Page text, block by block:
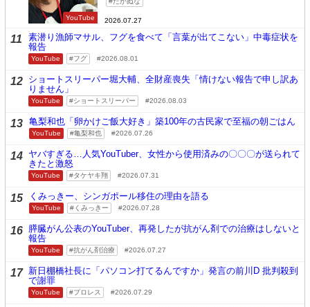
YouTube 2026.07.27
11
素潜り漁師マサル、フグを食べて「言葉が出てこない」中毒症状を
報告
YouTube フグ 2026.08.01
12 ショートスリーパー堀大輔、全財産喪失「情けない報告で申し訳あ
りません」
YouTube ショートスリーパー 2026.08.03
13 亀梨和也「卵かけご飯大好き」築100年の古民家で至福の朝ごはん
YouTube 亀梨和也 2026.07.26
14 ヤバすぎる…人気YouTuber、女性から使用済みの〇〇〇が送られて
きたと激怒
YouTube タケヤキ翔 2026.07.31
15 くみっきー、シンガポール移住の理由を語る
YouTube くみっきー 2026.07.28
16 膵臓がん公表のYouTuber、再発したが抗がん剤での治療はしないと
報告
YouTube 抗がん剤治療 2026.07.27
17 新日棚橋社長に「パソコン打てるんですか」発言の前川D 批判殺到
で謝罪
YouTube プロレス 2026.07.29